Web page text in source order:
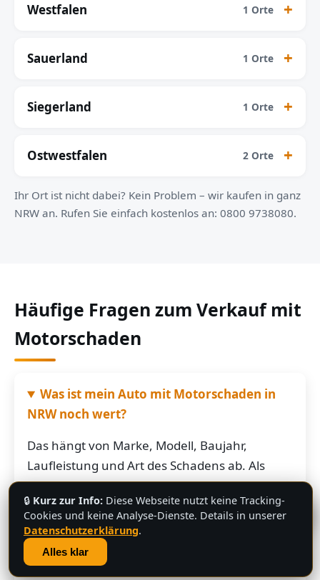
Westfalen 1 Orte
Sauerland 1 Orte
Siegerland 1 Orte
Ostwestfalen 2 Orte
Ihr Ort ist nicht dabei? Kein Problem – wir kaufen in ganz
NRW an. Rufen Sie einfach kostenlos an: 0800 9738080.
Häufige Fragen zum Verkauf mit
Motorschaden
Was ist mein Auto mit Motorschaden in
NRW noch wert?
Das hängt von Marke, Modell, Baujahr,
Laufleistung und Art des Schadens ab. Als
grobe Richtung: Fahrzeuge mit Motorschaden
bringen je nach Restwert der Karosserie und
der Teile oft noch mehrere hundert bis
mehrere tausend Euro. Schicken Sie uns die
Fahrzeugdaten – Sie bekommen von uns eine
💬
🔒 Kurz zur Info: Diese Webseite nutzt keine Tracking-
Cookies und keine Analyse-Dienste. Details in unserer
Datenschutzerklärung.
Alles klar